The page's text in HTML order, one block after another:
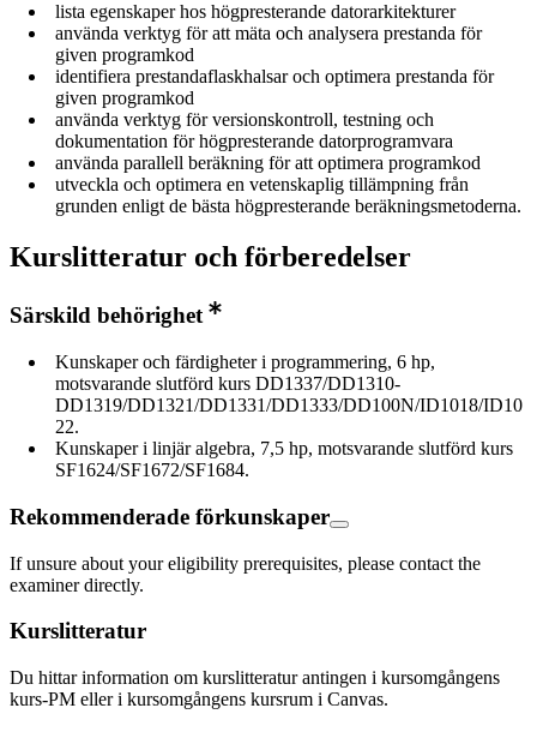
lista egenskaper hos högpresterande datorarkitekturer
använda verktyg för att mäta och analysera prestanda för
given programkod
identifiera prestandaflaskhalsar och optimera prestanda för
given programkod
använda verktyg för versionskontroll, testning och
dokumentation för högpresterande datorprogramvara
använda parallell beräkning för att optimera programkod
utveckla och optimera en vetenskaplig tillämpning från
grunden enligt de bästa högpresterande beräkningsmetoderna.
Kurslitteratur och förberedelser
Särskild behörighet
Kunskaper och färdigheter i programmering, 6 hp,
motsvarande slutförd kurs DD1337/DD1310-
DD1319/DD1321/DD1331/DD1333/DD100N/ID1018/ID10
22.
Kunskaper i linjär algebra, 7,5 hp, motsvarande slutförd kurs
SF1624/SF1672/SF1684.
Rekommenderade förkunskaper
If unsure about your eligibility prerequisites, please contact the
examiner directly.
Kurslitteratur
Du hittar information om kurslitteratur antingen i kursomgångens
kurs-PM eller i kursomgångens kursrum i Canvas.